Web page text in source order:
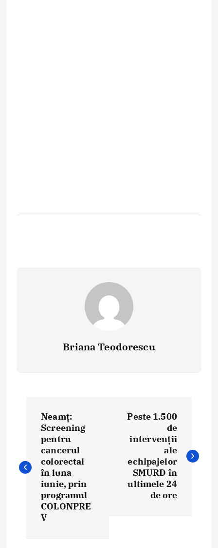
Briana Teodorescu
t
Neamț:
Screening
pentru
cancerul
colorectal
în luna
iunie, prin
programul
COLONPRE
V
Peste 1.500
de
intervenții
ale
echipajelor
SMURD în
ultimele 24
de ore